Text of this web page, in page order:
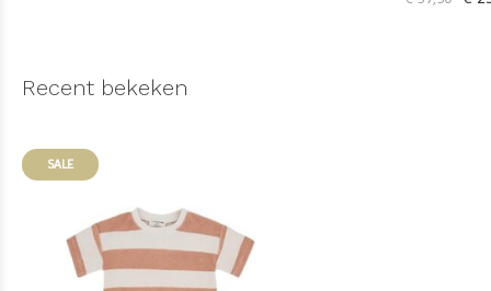
Recent bekeken
SALE